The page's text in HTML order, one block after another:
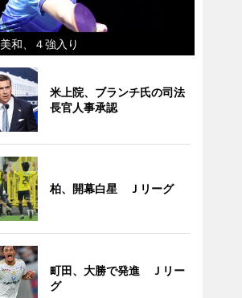
和、４強入り
米上院、ブランチ氏の司法
長官人事承認
柏、開幕白星 Ｊリーグ
町田、大勝で発進 Ｊリー
グ